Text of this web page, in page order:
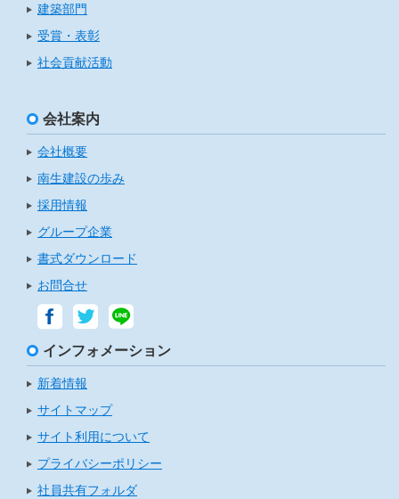
建築部門
受賞・表彰
社会貢献活動
会社案内
会社概要
南生建設の歩み
採用情報
グループ企業
書式ダウンロード
お問合せ
インフォメーション
新着情報
サイトマップ
サイト利用について
プライバシーポリシー
社員共有フォルダ